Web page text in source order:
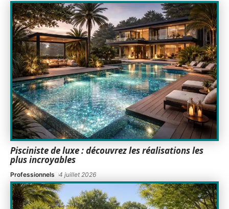
Pisciniste de luxe : découvrez les réalisations les
plus incroyables
Professionnels 4 juillet 2026